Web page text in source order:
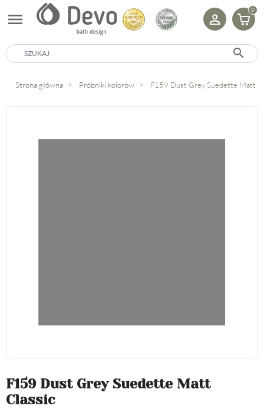
menu 0
search
Strona główna Próbniki kolorów F159 Dust Grey Suedette Matt
F159 Dust Grey Suedette Matt
Classic